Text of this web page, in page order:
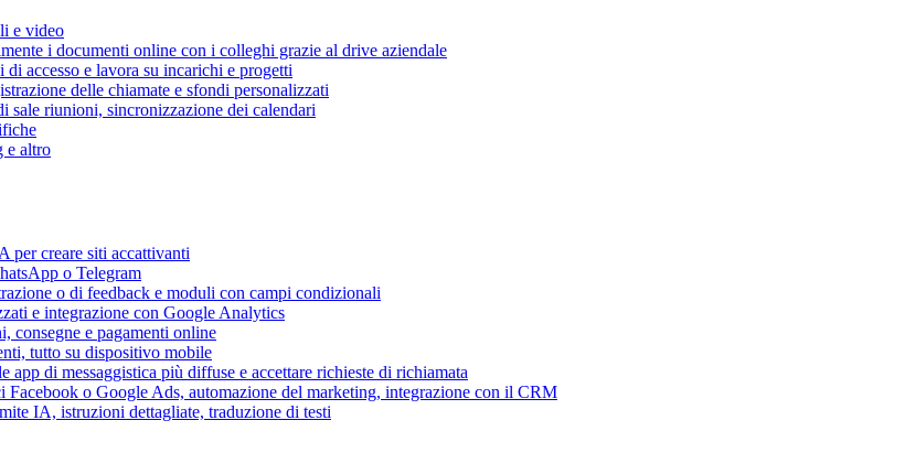
e video
i documenti online con i colleghi grazie al drive aziendale
accesso e lavora su incarichi e progetti
delle chiamate e sfondi personalizzati
sale riunioni, sincronizzazione dei calendari
e altro
per creare siti accattivanti
o Telegram
o di feedback e moduli con campi condizionali
e integrazione con Google Analytics
consegne e pagamenti online
tutto su dispositivo mobile
di messaggistica più diffuse e accettare richieste di richiamata
Facebook o Google Ads, automazione del marketing, integrazione con il CRM
IA, istruzioni dettagliate, traduzione di testi